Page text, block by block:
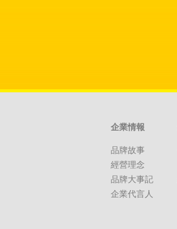
企業情報
品牌故事
經營理念
品牌大事記
企業代言人